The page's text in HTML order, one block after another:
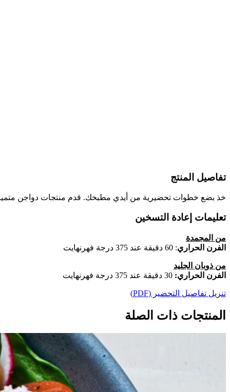
تفاصيل المنتج
خذ بضع خطوات تحضيرية من أيدي مطبخك. قدم منتجات دواجن متميزة
تعليمات إعادة التسخين
من المجمدة
الفرن الحراري: 60 دقيقة عند 375 درجة فهرنهايت
من ذوبان الجليد
الفرن الحراري:
تنزيل تفاصيل التحضير (PDF)
المنتجات ذات الصلة